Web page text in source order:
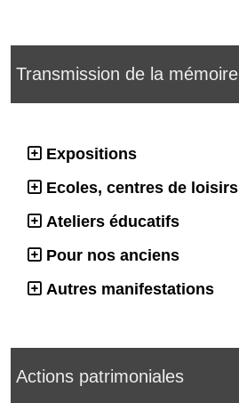
Transmission de la mémoire
Expositions
Ecoles, centres de loisirs
Ateliers éducatifs
Pour nos anciens
Autres manifestations
Actions patrimoniales